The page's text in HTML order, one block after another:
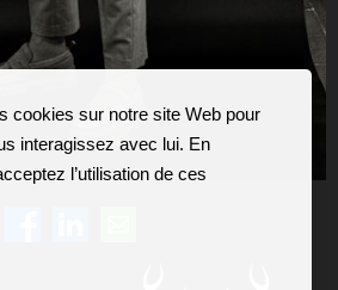
cookies sur notre site Web pour
interagissez avec lui. En
l’utilisation de ces